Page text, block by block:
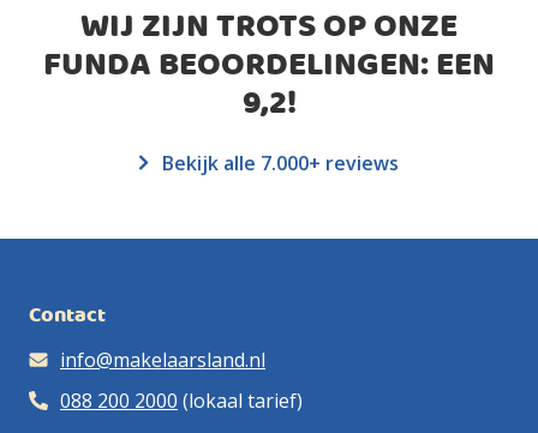
WIJ ZIJN TROTS OP ONZE
FUNDA BEOORDELINGEN: EEN
9,2!
Bekijk alle 7.000+ reviews
Contact
info@makelaarsland.nl
088 200 2000 (lokaal tarief)